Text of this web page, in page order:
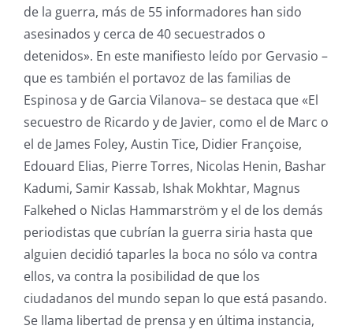
de la guerra, más de 55 informadores han sido
asesinados y cerca de 40 secuestrados o
detenidos». En este manifiesto leído por Gervasio –
que es también el portavoz de las familias de
Espinosa y de Garcia Vilanova– se destaca que «El
secuestro de Ricardo y de Javier, como el de Marc o
el de James Foley, Austin Tice, Didier Françoise,
Edouard Elias, Pierre Torres, Nicolas Henin, Bashar
Kadumi, Samir Kassab, Ishak Mokhtar, Magnus
Falkehed o Niclas Hammarström y el de los demás
periodistas que cubrían la guerra siria hasta que
alguien decidió taparles la boca no sólo va contra
ellos, va contra la posibilidad de que los
ciudadanos del mundo sepan lo que está pasando.
Se llama libertad de prensa y en última instancia,